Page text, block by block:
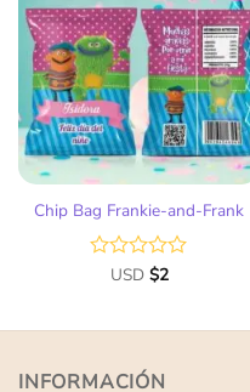
a la
lista
de
deseos
Chip Bag Frankie-and-Frank
Valorado
de
USD $2
INFORMACIÓN